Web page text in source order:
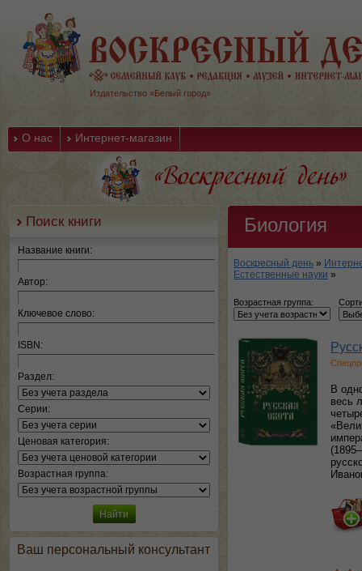
Издательство «Белый город»
О нас Интернет-магазин
Поиск книги
Название книги:
Автор:
Ключевое слово:
ISBN:
Раздел:
Серии:
Ценовая категория:
Возрастная группа:
Ваш персональный консультант
Биология
Воскресный день »
Естественные науки »
Возрастная группа:
В
весь